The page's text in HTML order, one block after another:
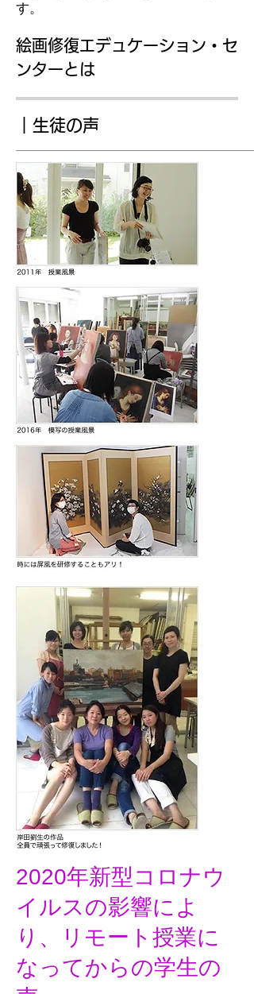
す。
絵画修復エデュケーション・セ
ンターとは
｜生徒の声
2020年新型コロナウ
イルスの影響によ
り、リモート授業に
なってからの学生の